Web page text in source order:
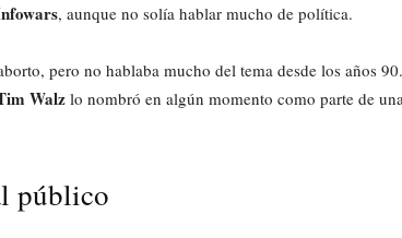
, aunque no solía hablar mucho de política.
pero no hablaba mucho del tema desde los años
Walzlo nombró en algún momento como parte de
público